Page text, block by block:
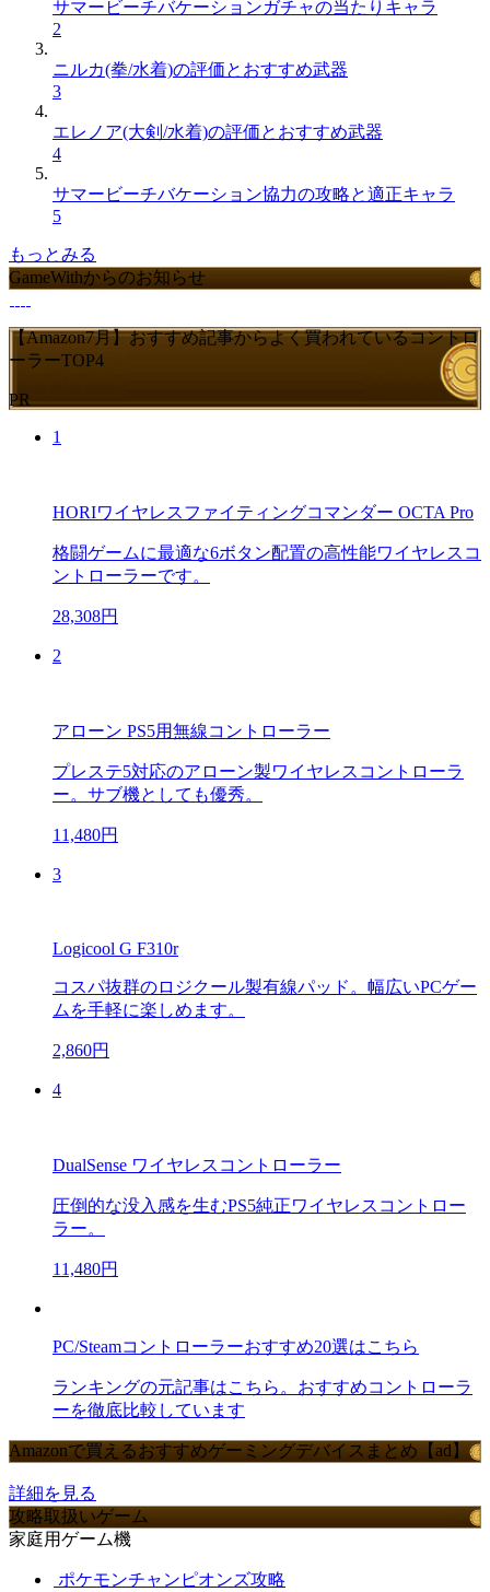
サマービーチバケーションガチャの当たりキャラ
2
ニルカ(拳/水着)の評価とおすすめ武器
3
エレノア(大剣/水着)の評価とおすすめ武器
4
サマービーチバケーション協力の攻略と適正キャラ
5
もっとみる
GameWithからのお知らせ
【Amazon7月】おすすめ記事からよく買われているコントロ
ーラーTOP4
PR
1
HORIワイヤレスファイティングコマンダー OCTA Pro
格闘ゲームに最適な6ボタン配置の高性能ワイヤレスコ
ントローラーです。
28,308円
2
アローン PS5用無線コントローラー
プレステ5対応のアローン製ワイヤレスコントローラ
ー。サブ機としても優秀。
11,480円
3
Logicool G F310r
コスパ抜群のロジクール製有線パッド。幅広いPCゲー
ムを手軽に楽しめます。
2,860円
4
DualSense ワイヤレスコントローラー
圧倒的な没入感を生むPS5純正ワイヤレスコントロー
ラー。
11,480円
PC/Steamコントローラーおすすめ20選はこちら
ランキングの元記事はこちら。おすすめコントローラ
ーを徹底比較しています
Amazonで買えるおすすめゲーミングデバイスまとめ【ad】
詳細を見る
攻略取扱いゲーム
家庭用ゲーム機
ポケモンチャンピオンズ攻略